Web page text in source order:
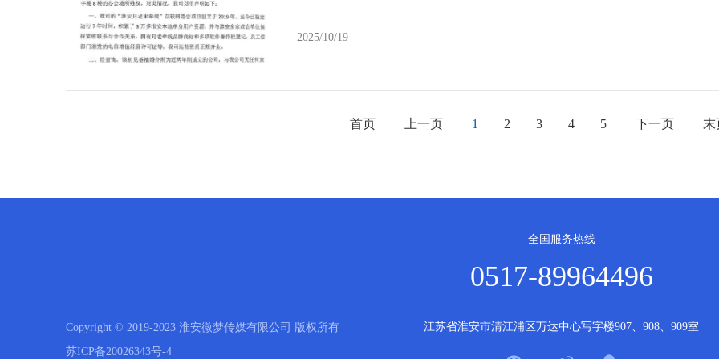
2025/10/19
首页 上一页 1 2 3 4 5 下一页 末
Copyright © 2019-2023 淮安微梦传媒有限公司 版权所有
苏ICP备20026343号-4
全国服务热线
0517-89964496
江苏省淮安市清江浦区万达中心写字楼907、908、909室